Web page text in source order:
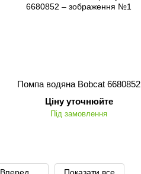
Помпа водяна Bobcat 6680852
Ціну уточнюйте
Під замовлення